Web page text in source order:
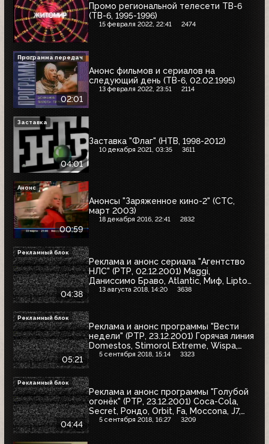
Промо региональной телесети ТВ-6
(ТВ-6, 1995-1996)
15 февраля 2022, 22:41 2474
02:01
Анонс фильмов и сериалов на
следующий день (ТВ-6, 02.02.1995)
13 февраля 2022, 23:51 2114
Программа передач
04:01
Заставка "Флаг" (НТВ, 1998-2012)
10 декабря 2021, 03:35 3611
Заставка
00:59
Анонсы "Заряженное кино-2" (СТС,
март 2003)
18 декабря 2016, 22:41 2832
Анонс
04:38
Реклама и анонс сериала "Агентство
НЛС" (РТР, 02.12.2001) Maggi,
Даниссимо Браво, Atlantic, Миф, Lipton,
Tefal, Юбилейное, Tchibo, MaxFactor,
13 августа 2018, 14:20 3638
Рекламный блок
05:21
Реклама и анонс программы "Вести
недели" (РТР, 23.12.2001) Горячая линия
Domestos, Stimorol Extreme, Wispa,
Очаково, Моя Семья, Nescafe Classic,
5 сентября 2018, 15:14 3323
Рекламный блок
04:44
Реклама и анонс программы "Голубой
огонёк" (РТР, 23.12.2001) Coca-Cola,
Secret, Рондо, Orbit, Fa, Moccona, J7,
Old Spice
5 сентября 2018, 16:27 3209
Рекламный блок